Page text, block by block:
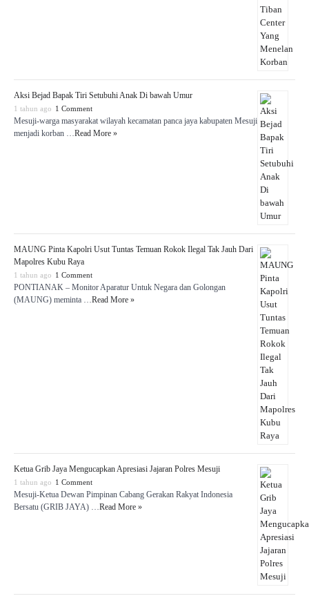
Aksi Bejad Bapak Tiri Setubuhi Anak Di bawah Umur
1 tahun ago 1 Comment
Mesuji-warga masyarakat wilayah kecamatan panca jaya kabupaten Mesuji
menjadi korban … Read More »
MAUNG Pinta Kapolri Usut Tuntas Temuan Rokok Ilegal Tak Jauh Dari
Mapolres Kubu Raya
1 tahun ago 1 Comment
PONTIANAK – Monitor Aparatur Untuk Negara dan Golongan
(MAUNG) meminta … Read More »
Ketua Grib Jaya Mengucapkan Apresiasi Jajaran Polres Mesuji
1 tahun ago 1 Comment
Mesuji-Ketua Dewan Pimpinan Cabang Gerakan Rakyat Indonesia
Bersatu (GRIB JAYA) … Read More »